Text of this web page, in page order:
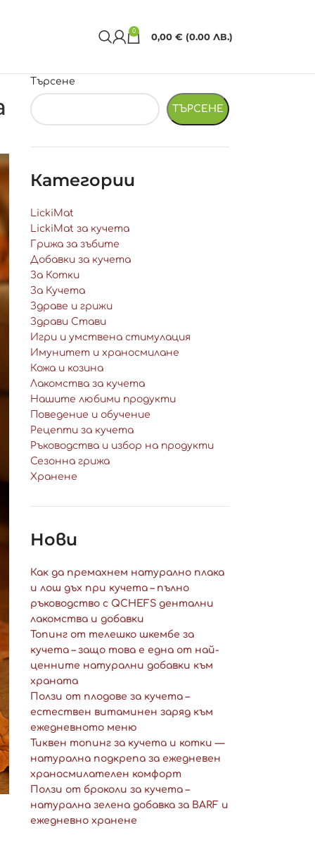
0 0,00 € (0.00 ЛВ.)
Търсене
ТЪРСЕНЕ
Категории
LickiMat
LickiMat за кучета
Грижа за зъбите
Добавки за кучета
За Котки
За Кучета
Здраве и грижи
Здрави Стави
Игри и умствена стимулация
Имунитет и храносмилане
Кожа и козина
Лакомства за кучета
Нашите любими продукти
Поведение и обучение
Рецепти за кучета
Ръководства и избор на продукти
Сезонна грижа
Хранене
Нови
Как да премахнем натурално плака
и лош дъх при кучета – пълно
ръководство с QCHEFS дентални
лакомства и добавки
Топинг от телешко шкембе за
кучета – защо това е една от най-
ценните натурални добавки към
храната
Ползи от плодове за кучета –
естествен витаминен заряд към
ежедневното меню
Тиквен топинг за кучета и котки —
натурална подкрепа за ежедневен
храносмилателен комфорт
Ползи от броколи за кучета –
натурална зелена добавка за BARF и
ежедневно хранене